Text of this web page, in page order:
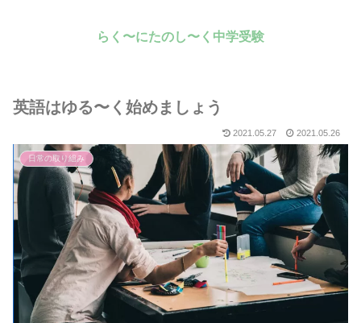
らく〜にたのし〜く中学受験
英語はゆる〜く始めましょう
2021.05.27 2021.05.26
日常の取り組み